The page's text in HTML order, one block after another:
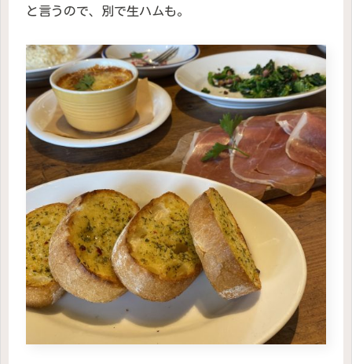
と言うので、別で生ハムも。